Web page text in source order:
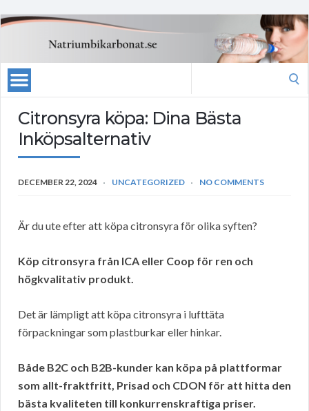
Citronsyra köpa: Dina Bästa
Inköpsalternativ
DECEMBER 22, 2024 UNCATEGORIZED NO COMMENTS
Är du ute efter att köpa citronsyra för olika syften?
Köp citronsyra från ICA eller Coop för ren och
högkvalitativ produkt.
Det är lämpligt att köpa citronsyra i lufttäta
förpackningar som plastburkar eller hinkar.
Både B2C och B2B-kunder kan köpa på plattformar
som allt-fraktfritt, Prisad och CDON för att hitta den
bästa kvaliteten till konkurrenskraftiga priser.